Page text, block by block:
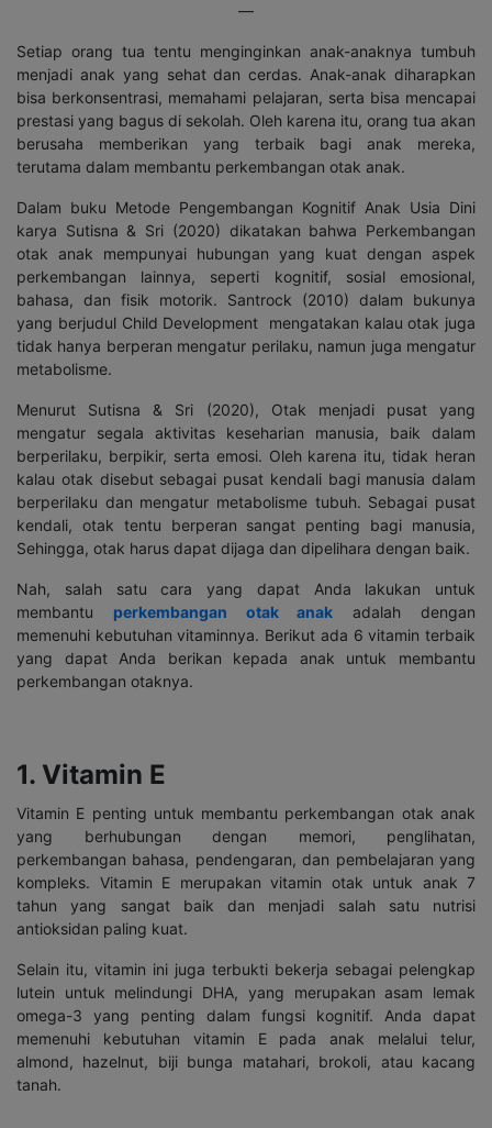
—
Setiap orang tua tentu menginginkan anak-anaknya tumbuh
menjadi anak yang sehat dan cerdas. Anak-anak diharapkan
bisa berkonsentrasi, memahami pelajaran, serta bisa mencapai
prestasi yang bagus di sekolah. Oleh karena itu, orang tua akan
berusaha memberikan yang terbaik bagi anak mereka,
terutama dalam membantu perkembangan otak anak.
Dalam buku Metode Pengembangan Kognitif Anak Usia Dini
karya Sutisna & Sri (2020) dikatakan bahwa Perkembangan
otak anak mempunyai hubungan yang kuat dengan aspek
perkembangan lainnya, seperti kognitif, sosial emosional,
bahasa, dan fisik motorik. Santrock (2010) dalam bukunya
yang berjudul Child Development mengatakan kalau otak juga
tidak hanya berperan mengatur perilaku, namun juga mengatur
metabolisme.
Menurut Sutisna & Sri (2020), Otak menjadi pusat yang
mengatur segala aktivitas keseharian manusia, baik dalam
berperilaku, berpikir, serta emosi. Oleh karena itu, tidak heran
kalau otak disebut sebagai pusat kendali bagi manusia dalam
berperilaku dan mengatur metabolisme tubuh. Sebagai pusat
kendali, otak tentu berperan sangat penting bagi manusia,
Sehingga, otak harus dapat dijaga dan dipelihara dengan baik.
Nah, salah satu cara yang dapat Anda lakukan untuk
membantu perkembangan otak anak adalah dengan
memenuhi kebutuhan vitaminnya. Berikut ada 6 vitamin terbaik
yang dapat Anda berikan kepada anak untuk membantu
perkembangan otaknya.
1. Vitamin E
Vitamin E penting untuk membantu perkembangan otak anak
yang berhubungan dengan memori, penglihatan,
perkembangan bahasa, pendengaran, dan pembelajaran yang
kompleks. Vitamin E merupakan vitamin otak untuk anak 7
tahun yang sangat baik dan menjadi salah satu nutrisi
antioksidan paling kuat.
Selain itu, vitamin ini juga terbukti bekerja sebagai pelengkap
lutein untuk melindungi DHA, yang merupakan asam lemak
omega-3 yang penting dalam fungsi kognitif. Anda dapat
memenuhi kebutuhan vitamin E pada anak melalui telur,
almond, hazelnut, biji bunga matahari, brokoli, atau kacang
tanah.